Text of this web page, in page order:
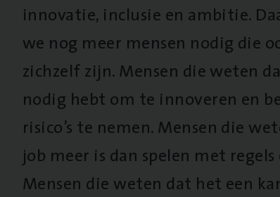
innovatie, inclusie en ambitie.
we nog meer mensen nodig die
zichzelf zijn. Mensen die weten
nodig hebt om te innoveren en
risico’s te nemen. Mensen die
job meer is dan spelen met
Mensen die weten dat het een